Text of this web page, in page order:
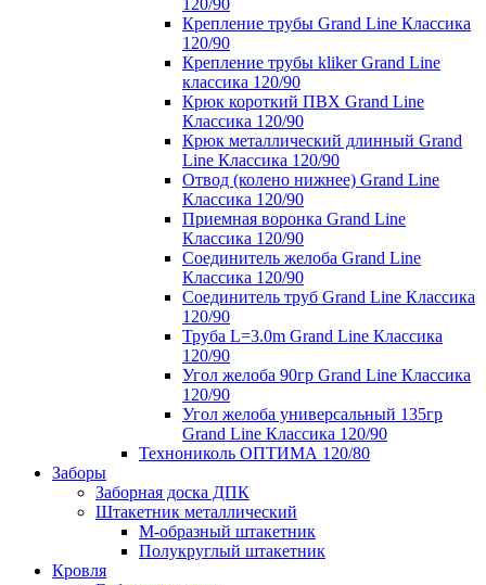
120/90
Крепление трубы Grand Line Классика
120/90
Крепление трубы kliker Grand Line
классика 120/90
Крюк короткий ПВХ Grand Line
Классика 120/90
Крюк металлический длинный Grand
Line Классика 120/90
Отвод (колено нижнее) Grand Line
Классика 120/90
Приемная воронка Grand Line
Классика 120/90
Соединитель желоба Grand Line
Классика 120/90
Соединитель труб Grand Line Классика
120/90
Труба L=3.0m Grand Line Классика
120/90
Угол желоба 90гр Grand Line Классика
120/90
Угол желоба универсальный 135гр
Grand Line Классика 120/90
Технониколь ОПТИМА 120/80
Заборы
Заборная доска ДПК
Штакетник металлический
М-образный штакетник
Полукруглый штакетник
Кровля